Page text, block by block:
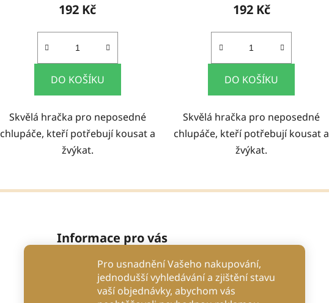
Pro usnadnění Vašeho nakupování,
jednodušší vyhledávání a zjištění stavu
vaší objednávky, abychom vás
192 Kč
DO KOŠÍKU
Skvělá hračka pro neposedné
chlupáče, kteří potřebují kousat a
žvýkat.
192 Kč
DO KOŠÍKU
Skvělá hračka pro neposedné
chlupáče, kteří potřebují kousat a
žvýkat.
Informace pro vás
Proč se spolehnout na nás?
Obchodní podmínky